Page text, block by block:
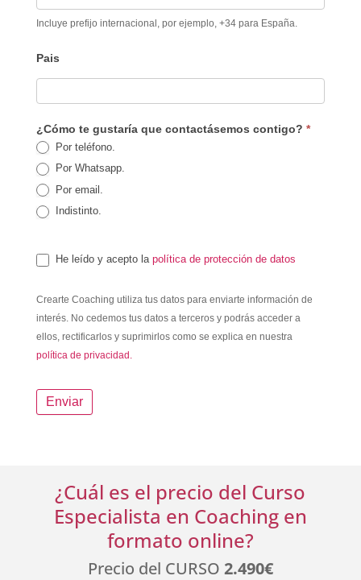
Incluye prefijo internacional, por ejemplo, +34 para España.
Pais
¿Cómo te gustaría que contactásemos contigo? *
Por teléfono.
Por Whatsapp.
Por email.
Indistinto.
He leído y acepto la política de protección de datos
Crearte Coaching utiliza tus datos para enviarte información de
interés. No cedemos tus datos a terceros y podrás acceder a
ellos, rectificarlos y suprimirlos como se explica en nuestra
política de privacidad.
Enviar
¿Cuál es el precio del Curso
Especialista en Coaching en
formato online?
Precio del CURSO 2.490€